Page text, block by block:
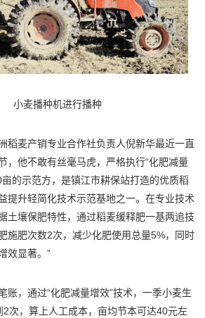
小麦播种机进行播种
稻麦产销专业合作社负责人倪新华最近一直
，他不敢有丝毫马虎，严格执行“化肥减量
亩的示范方，是镇江市耕保站打造的优质稻
提升轻简化技术示范基地之一。在专业技术
土壤保肥特性，通过稻麦缓释肥一基两追技
施肥次数2次，减少化肥使用总量5%，同时
效显著。”
账，通过“化肥减量增效”技术，一季小麦生
次，算上人工成本，亩均节本可达40元左